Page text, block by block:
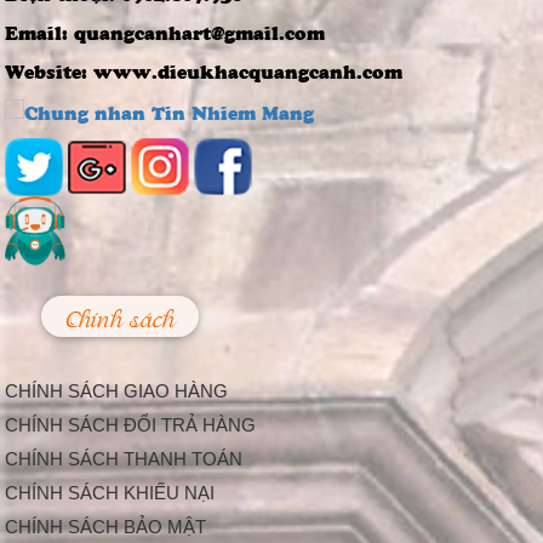
Đúc Tượng Chân
Dung Thạch Cao
Tượng chân dung
thạch cao là loại
tượng khá thông dụng
và rất...
Nghệ thuật điêu
khắc và báu vật gây
kinh ngạc ở đền cổ
Linh Kiếm
Trải qua thời gian,
mặc dù đã xuống
cấp, nhưng đền Linh
Kiếm ở...
Làm Thế Nào Để
Trang Trí Sự Kiện,
Lễ Hội Bắt Mắt Và
Độc Đáo
Hiện nay, càng ngày
càng có nhiều công ty
tổ chức sự kiện được...
Trang Trí Lễ Hội –
Nhu Cầu Tất Yếu
Trong Cuộc Sống
Email: quangcanhart@gmail.com
Website: www.dieukhacquangcanh.com
Chính sách
CHÍNH SÁCH GIAO HÀNG
CHÍNH SÁCH ĐỔI TRẢ HÀNG
CHÍNH SÁCH THANH TOÁN
CHÍNH SÁCH KHIẾU NẠI
CHÍNH SÁCH BẢO MẬT